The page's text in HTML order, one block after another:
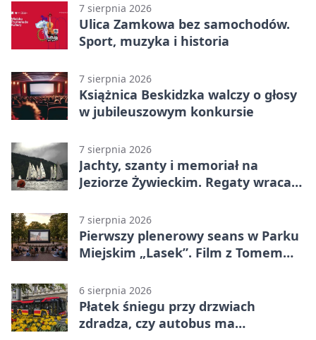
7 sierpnia 2026
Ulica Zamkowa bez samochodów.
Sport, muzyka i historia
7 sierpnia 2026
Książnica Beskidzka walczy o głosy
w jubileuszowym konkursie
7 sierpnia 2026
Jachty, szanty i memoriał na
Jeziorze Żywieckim. Regaty wracają
7 sierpnia 2026
Pierwszy plenerowy seans w Parku
Miejskim „Lasek”. Film z Tomem
6 sierpnia 2026
Płatek śniegu przy drzwiach
zdradza, czy autobus ma